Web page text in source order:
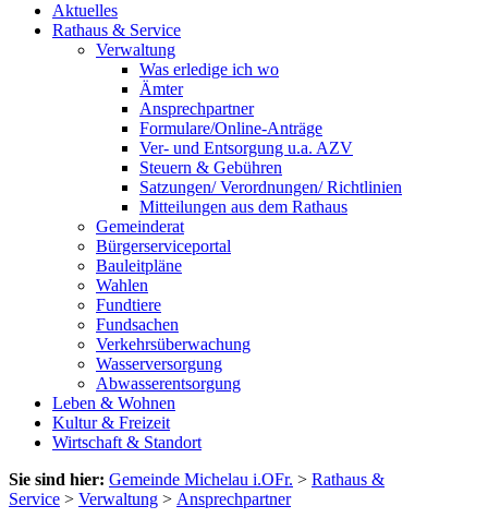
Aktuelles
Rathaus & Service
Verwaltung
Was erledige ich wo
Ämter
Ansprechpartner
Formulare/Online-Anträge
Ver- und Entsorgung u.a. AZV
Steuern & Gebühren
Satzungen/ Verordnungen/ Richtlinien
Mitteilungen aus dem Rathaus
Gemeinderat
Bürgerserviceportal
Bauleitpläne
Wahlen
Fundtiere
Fundsachen
Verkehrsüberwachung
Wasserversorgung
Abwasserentsorgung
Leben & Wohnen
Kultur & Freizeit
Wirtschaft & Standort
Sie sind hier: Gemeinde Michelau i.OFr. > Rathaus &
Service > Verwaltung > Ansprechpartner